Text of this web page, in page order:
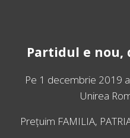
Partidul e nou,
Pe 1 decembrie 2019
Unirea
Prețuim FAMILIA,